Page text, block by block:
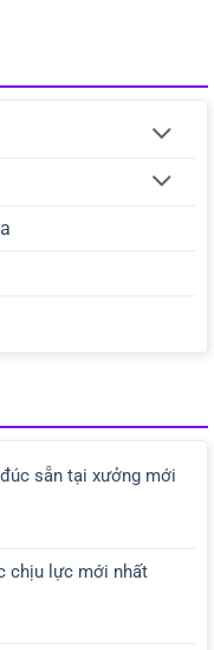
sẵn tại xưởng mới
chịu lực mới nhất